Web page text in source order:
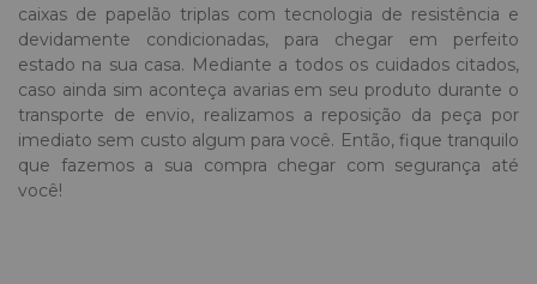
caixas de papelão triplas com tecnologia de resistência e
devidamente condicionadas, para chegar em perfeito
estado na sua casa. Mediante a todos os cuidados citados,
caso ainda sim aconteça avarias em seu produto durante o
transporte de envio, realizamos a reposição da peça por
imediato sem custo algum para você. Então, fique tranquilo
que fazemos a sua compra chegar com segurança até
você!